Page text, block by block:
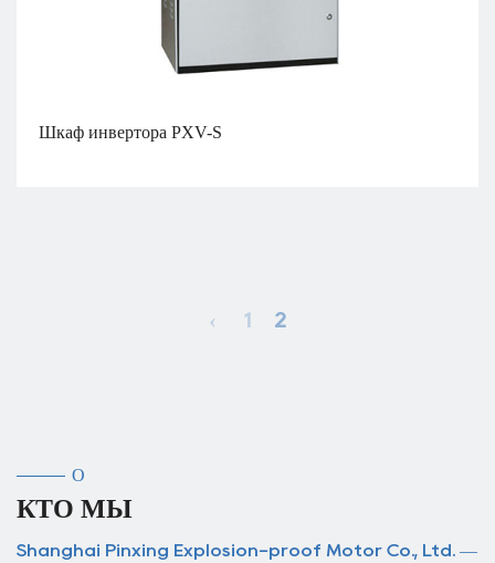
Шкаф инвертора PXV-S
‹ 1 2
О
КТО МЫ
Shanghai Pinxing Explosion-proof Motor Co., Ltd. —